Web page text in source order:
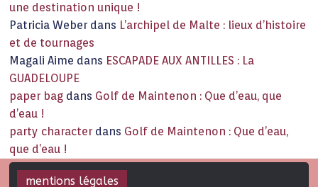
une destination unique !
Patricia Weber dans L’archipel de Malte : lieux d’histoire
et de tournages
Magali Aime dans ESCAPADE AUX ANTILLES : La
GUADELOUPE
paper bag dans Golf de Maintenon : Que d’eau, que
d’eau !
party character dans Golf de Maintenon : Que d’eau,
que d’eau !
mentions légales